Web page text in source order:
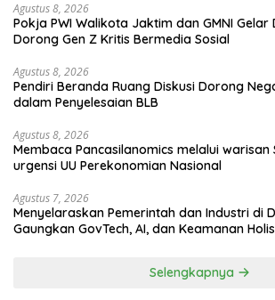
Agustus 8, 2026
Pokja PWI Walikota Jaktim dan GMNI Gelar
Dorong Gen Z Kritis Bermedia Sosial
Agustus 8, 2026
Pendiri Beranda Ruang Diskusi Dorong
dalam Penyelesaian BLB
Agustus 8, 2026
Membaca Pancasilanomics melalui warisan
urgensi UU Perekonomian Nasional
Agustus 7, 2026
Menyelaraskan Pemerintah dan Industri di
Gaungkan GovTech, AI, dan Keamanan
Selengkapnya